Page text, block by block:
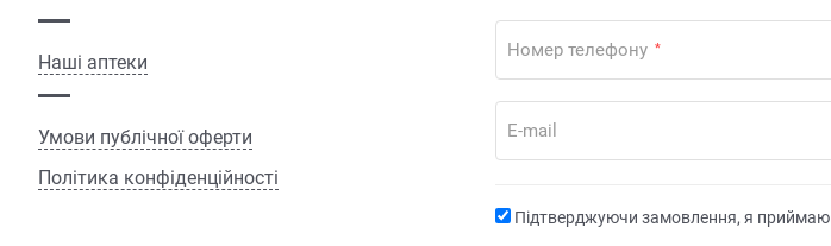
Наші аптеки
Умови публічної оферти
Політика конфіденційності
Номер телефону *
E-mail
Підтверджуючи замовлення, я приймаю